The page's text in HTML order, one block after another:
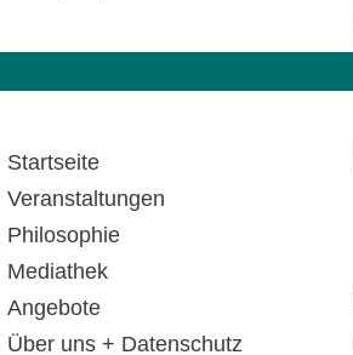
Startseite
Veranstaltungen
Philosophie
Mediathek
Angebote
Über uns + Datenschutz